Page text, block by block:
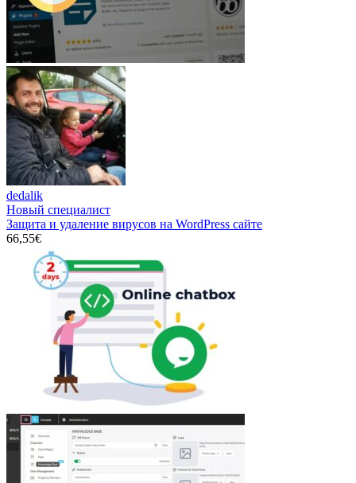
dedalik
Новый специалист
Защита и удаление вирусов на WordPress сайте
66,55€